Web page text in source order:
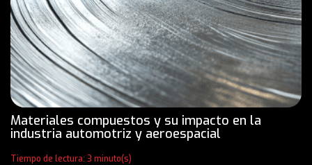
Materiales compuestos y su impacto en la
industria automotriz y aeroespacial
Tiempo de lectura: 3 minuto(s)